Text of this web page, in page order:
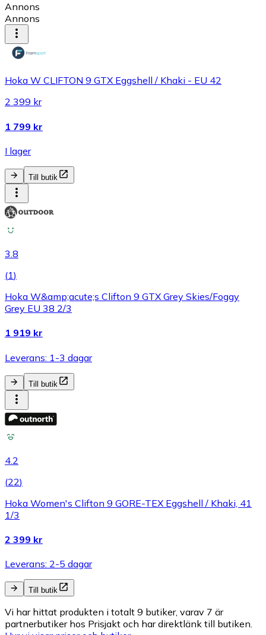
Annons
Annons
Hoka W CLIFTON 9 GTX Eggshell / Khaki - EU 42
2 399 kr
1 799 kr
I lager
Till butik
3.8
(1)
Hoka W&amp;acute;s Clifton 9 GTX Grey Skies/Foggy
Grey EU 38 2/3
1 919 kr
Leverans: 1-3 dagar
Till butik
4.2
(22)
Hoka Women's Clifton 9 GORE-TEX Eggshell / Khaki, 41
1/3
2 399 kr
Leverans: 2-5 dagar
Till butik
Vi har hittat produkten i totalt 9 butiker, varav 7 är
partnerbutiker hos Prisjakt och har direktlänk till butiken.